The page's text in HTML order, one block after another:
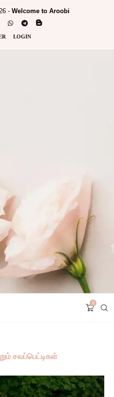
- Welcome to Aroobi
LOGIN
0
சவப்பெட்டிகள்